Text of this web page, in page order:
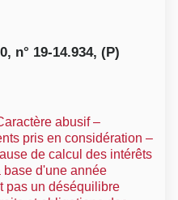
n° 19-14.934, (P)
abusif –
pris en considération –
de calcul des intérêts
d'une année
pas un déséquilibre